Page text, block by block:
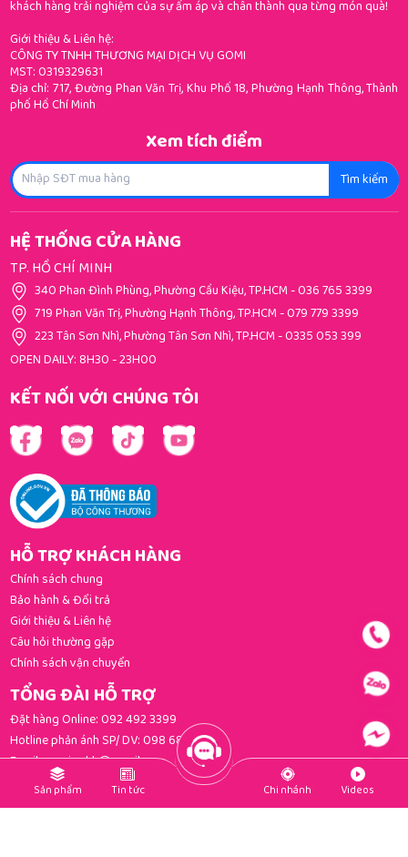
khách hàng trải nghiệm của sự ấm áp và chân thành qua từng món quà!
Giới thiệu & Liên hệ:
CÔNG TY TNHH THƯƠNG MẠI DỊCH VỤ GOMI
MST: 0319329631
Địa chỉ: 717, Đường Phan Văn Trị, Khu Phố 18, Phường Hạnh Thông, Thành
phố Hồ Chí Minh
Xem tích điểm
Tìm kiếm
HỆ THỐNG CỬA HÀNG
TP. HỒ CHÍ MINH
340 Phan Đình Phùng, Phường Cầu Kiệu, TP.HCM-036 765 3399
719 Phan Văn Trị, Phường Hạnh Thông, TP.HCM-079 779 3399
223 Tân Sơn Nhì, Phường Tân Sơn Nhì, TP.HCM-0335 053 399
OPEN DAILY: 8H30 - 23H00
KẾT NỐI VỚI CHÚNG TÔI
HỖ TRỢ KHÁCH HÀNG
Chính sách chung
Bảo hành & Đổi trả
Giới thiệu & Liên hệ
Câu hỏi thường gặp
Chính sách vận chuyển
TỔNG ĐÀI HỖ TRỢ
Đặt hàng Online:092 492 3399
Hotline phản ánh SP/ DV:098 681 3392
Email:gomi.cskh@gmail.com
PHƯƠNG THỨC THANH TOÁN
Sản phẩm Tin tức Chi nhánh Videos